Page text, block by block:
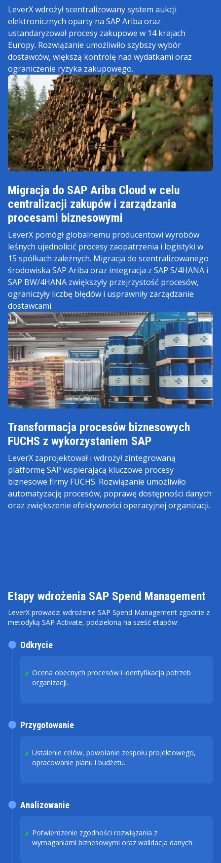
LeverX wdrożył scentralizowany system aukcji
elektronicznych oparty na SAP Ariba oraz
ustandaryzował procesy zakupowe w 14 krajach
Europy. Rozwiązanie umożliwiło szybszy wybór
dostawców, większą kontrolę nad wydatkami oraz
ograniczenie ryzyka zakupowego.
Migracja do SAP Ariba Cloud w celu
centralizacji zakupów i zarządzania
procesami biznesowymi
LeverX pomógł globalnemu producentowi wyrobów
leśnych ujednolicić procesy zaopatrzenia i logistyki w
15 spółkach zależnych. Migracja do scentralizowanego
środowiska SAP Ariba oraz integracja z SAP S/4HANA i
SAP BW/4HANA zwiększyły przejrzystość procesów,
ograniczyły liczbę błędów i usprawniły zarządzanie
dostawcami.
Transformacja procesów biznesowych
FUCHS z wykorzystaniem SAP
LeverX zaprojektował i wdrożył zintegrowaną
platformę SAP wspierającą kluczowe procesy
biznesowe firmy FUCHS. Rozwiązanie umożliwiło
automatyzację procesów, poprawę dostępności danych
oraz zwiększenie efektywności operacyjnej organizacji.
Etapy wdrożenia SAP Spend Management
LeverX prowadzi wdrożenie SAP Spend Management zgodnie z
metodyką SAP Activate, podzieloną na sześć etapów:
Ocena obecnych procesów i identyfikacja potrzeb
organizacji.
Odkrycie
Ustalenie celów, powołanie zespołu projektowego,
opracowanie planu i budżetu.
Przygotowanie
Potwierdzenie zgodności rozwiązania z
wymaganiami biznesowymi oraz walidacja danych.
Analizowanie